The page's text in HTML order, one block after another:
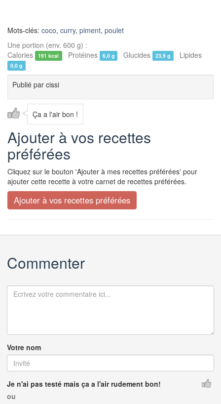
Mots-clés: coco, curry, piment, poulet
Une portion (env. 600 g) :
Calories
191 kcal Protéines 6,0 g Glucides 23,9 g Lipides
0,0 g
Publié par cissi
Ça a l'air bon !
Ajouter à vos recettes
préférées
Cliquez sur le bouton 'Ajouter à mes recettes préférées' pour
ajouter cette recette à votre carnet de recettes préférées.
Commenter
Votre nom
Je n'ai pas testé mais ça a l'air rudement bon!
ou